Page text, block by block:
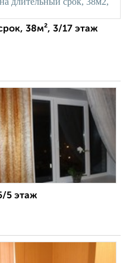
38м², 3/17 этаж
5 этаж